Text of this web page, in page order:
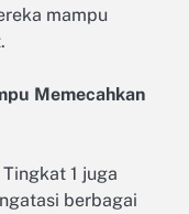
mampu
Memecahkan
1 juga
berbagai